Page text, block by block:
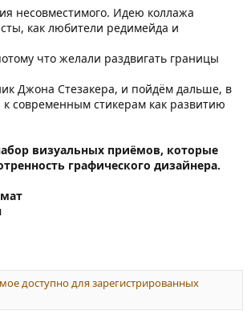
несовместимого. Идею коллажа
как любители редимейда и
что желали раздвигать границы
Джона Стезакера, и пойдём дальше, в
современным стикерам как развитию
визуальных приёмов, которые
графического дизайнера.
доступно для зарегистрированных